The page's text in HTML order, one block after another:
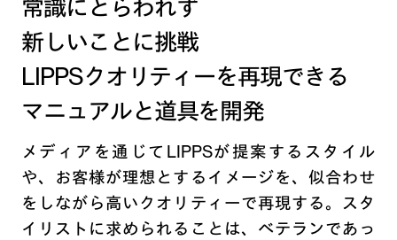
常識にとらわれず
新しいことに挑戦
LIPPSクオリティーを再現できる
マニュアルと道具を開発
メディアを通じてLIPPSが提案するスタイル
や、お客様が理想とするイメージを、似合わせ
をしながら高いクオリティーで再現する。スタ
イリストに求められることは、ベテランであっ